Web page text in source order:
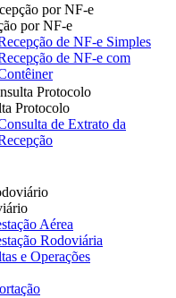
por NF-e
por NF-e
de NF-e Simples
de NF-e com
Protocolo
Protocolo
de Extrato da
Aérea
Rodoviária
e Operações